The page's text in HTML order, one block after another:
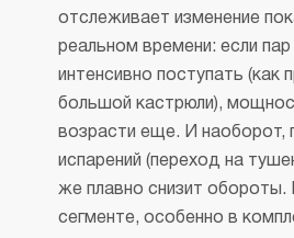
отслеживает изменение
реальном времени: если
интенсивно поступать (как
большой кастрюли),
возрасти еще. И наоборот,
испарений (переход на
же плавно снизит обороты.
сегменте, особенно в